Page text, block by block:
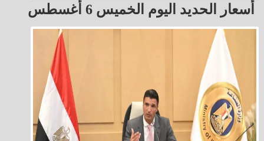
أسعار الحديد اليوم الخميس 6 أغسطس